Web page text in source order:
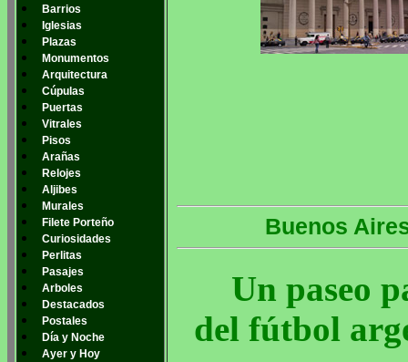
Barrios
Iglesias
Plazas
Monumentos
Arquitectura
Cúpulas
Puertas
Vitrales
Pisos
Arañas
Relojes
Aljibes
Murales
Filete Porteño
Curiosidades
Perlitas
Pasajes
Arboles
Destacados
Postales
Día y Noche
Ayer y Hoy
Buenos
Un paseo
del fútbol